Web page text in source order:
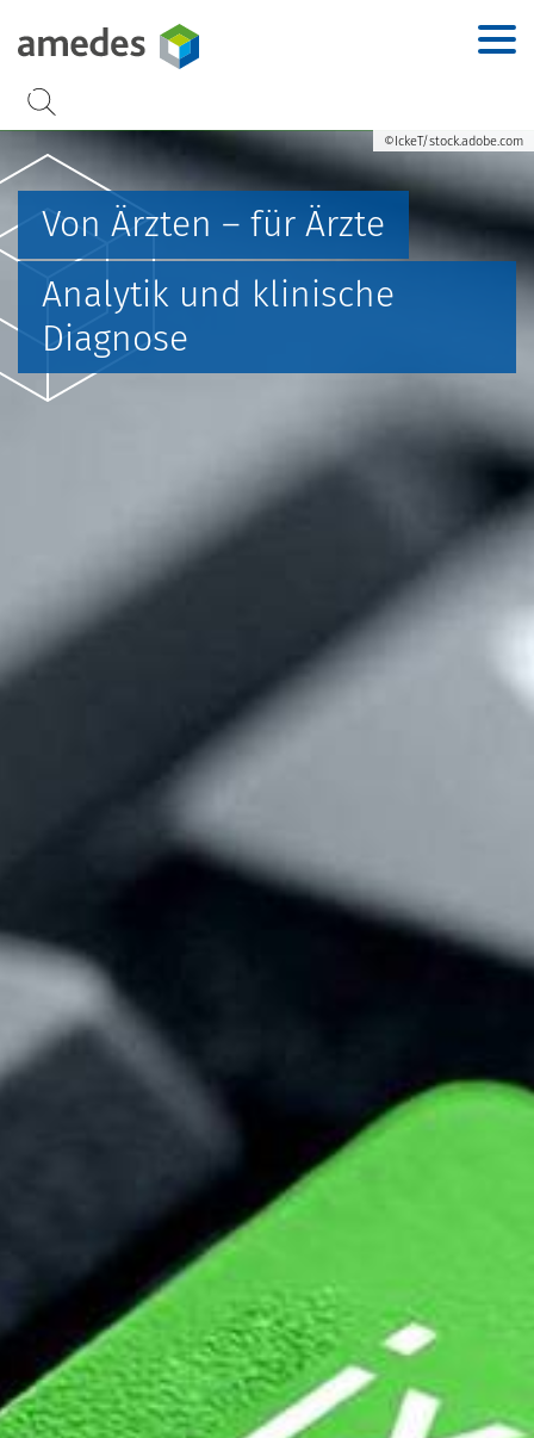
©IckeT/stock.adobe.com
Von Ärzten – für Ärzte
Analytik und klinische
Diagnose